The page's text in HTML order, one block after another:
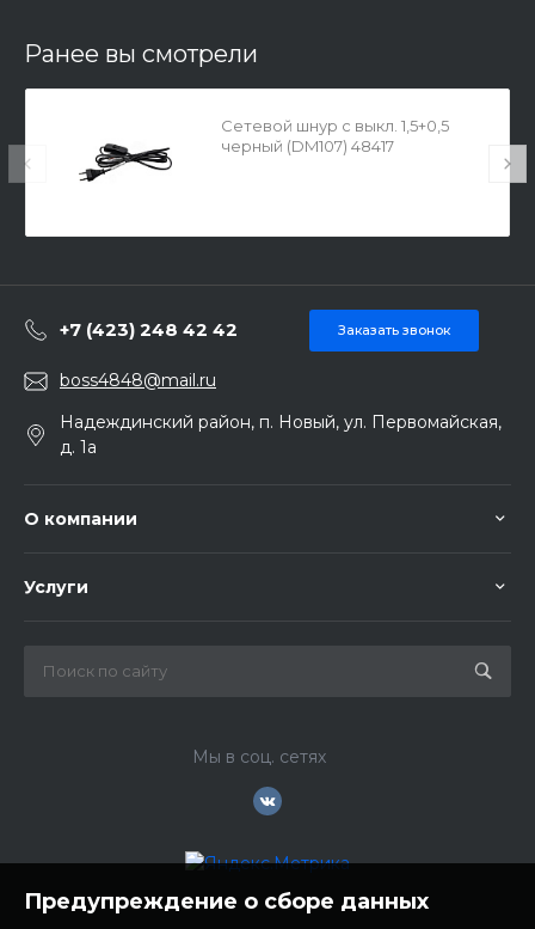
Ранее вы смотрели
Сетевой шнур с выкл. 1,5+0,5
черный (DM107) 48417
+7 (423) 248 42 42 Заказать звонок
boss4848@mail.ru
Надеждинский район, п. Новый, ул. Первомайская,
д. 1а
О компании
Услуги
Мы в соц. сетях
Предупреждение о сборе данных